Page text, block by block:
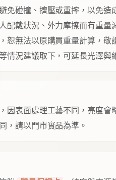
免碰撞、擠壓或重摔，以免造
配戴狀況、外力摩擦而有重
恕無法以原購買重量計算，敬
情況建議取下，可延長光澤與
因表面處理工藝不同，亮度會
，請以門市實品為準。